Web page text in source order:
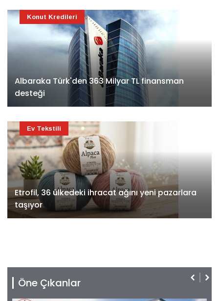
Albaraka Türk'den 363 Milyar TL finansman
desteği
Konut Kredileri
Etrofil, 36 ülkedeki ihracat ağını yeni pazarlara
taşıyor
Ev Tekstili
Öne Çıkanlar